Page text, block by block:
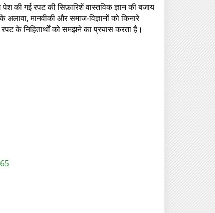
की गई रपट की सिफ़ारिशें वास्तविक ज्ञान की बजाय
मानवीकी और समाज-विज्ञानों को किनारे
के निहितार्थों को समझने का प्रयास करता है।